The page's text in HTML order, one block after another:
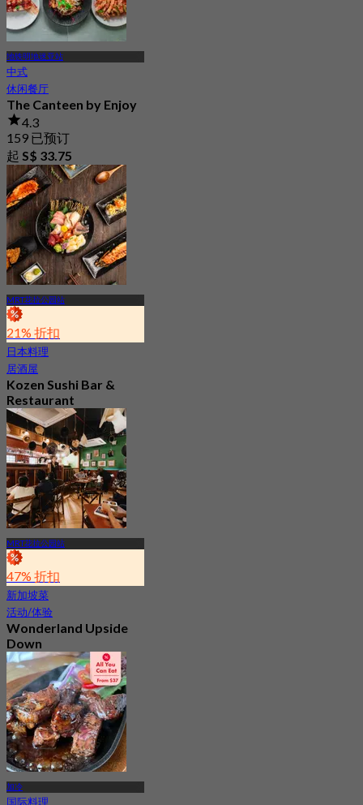
地铁明地迷亚站
中式
休闲餐厅
The Canteen by Enjoy
4.3
159 已预订
起 S$ 33.75
MRT花拉公园站
21% 折扣
日本料理
居酒屋
Kozen Sushi Bar &
Restaurant
最新
4.7
起S$ 112.7
MRT花拉公园站
47% 折扣
新加坡菜
活动/体验
Wonderland Upside
Down
4.6
231 已预订
起S$ 108.89
加冷
国际料理